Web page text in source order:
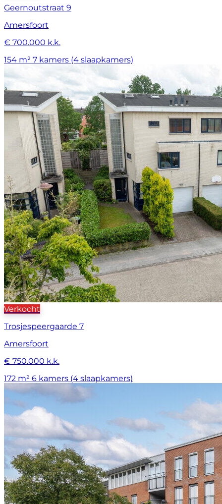
Geernoutstraat 9
Amersfoort
€ 700.000 k.k.
154 m² 7 kamers (4 slaapkamers)
Verkocht
Trosjespeergaarde 7
Amersfoort
€ 750.000 k.k.
172 m² 6 kamers (4 slaapkamers)